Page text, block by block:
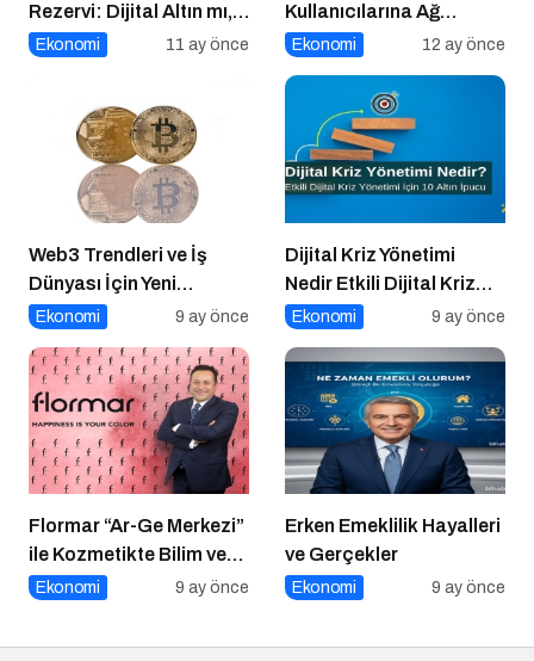
Rezervi: Dijital Altın mı,
Riskli Bir Hamle mi?
Ekonomi 11 ay önce
Kullanıcılarına Ağ
Tıkanıklığı Rehberi!
Ekonomi 12 ay önce
Web3 Trendleri ve İş
Dünyası İçin Yeni
Fırsatlar
Ekonomi 9 ay önce
Dijital Kriz Yönetimi
Nedir Etkili Dijital Kriz
Yönetimi için 10 Altın
Ekonomi 9 ay önce
Flormar “Ar-Ge Merkezi”
ile Kozmetikte Bilim ve
Teknolojiyi Buluşturuyor!
Ekonomi 9 ay önce
Erken Emeklilik Hayalleri
ve Gerçekler
Ekonomi 9 ay önce